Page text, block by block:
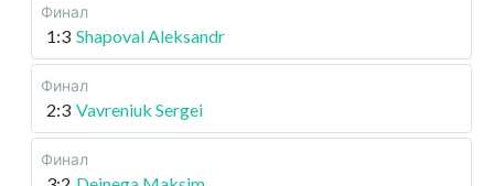
Финал
1:3 Shapoval Aleksandr
Финал
2:3 Vavreniuk Sergei
Финал